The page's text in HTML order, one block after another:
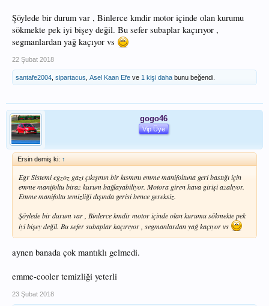
Şöylede bir durum var , Binlerce kmdir motor içinde olan kurumu
sökmekte pek iyi bişey değil. Bu sefer subaplar kaçırıyor ,
segmanlardan yağ kaçıyor vs
22 Şubat 2018
santafe2004 sipartacus Asel Kaan Efe ve 1 kişi daha bunu beğendi.
gogo46
Vip Üye
Ersin demiş ki: ↑
Egr Sistemi egzoz gazı çıkışının bir kısmını emme manifoltuna geri bastığı için
emme manifoltu biraz kurum bağlayabiliyor. Motora giren hava girişi azalıyor.
Emme manifoltu temizliği dışında gerisi bence gereksiz.
Şöylede bir durum var , Binlerce kmdir motor içinde olan kurumu sökmekte pek
iyi bişey değil. Bu sefer subaplar kaçırıyor , segmanlardan yağ kaçıyor vs
aynen banada çok mantıklı gelmedi.
emme-cooler temizliği yeterli
23 Şubat 2018